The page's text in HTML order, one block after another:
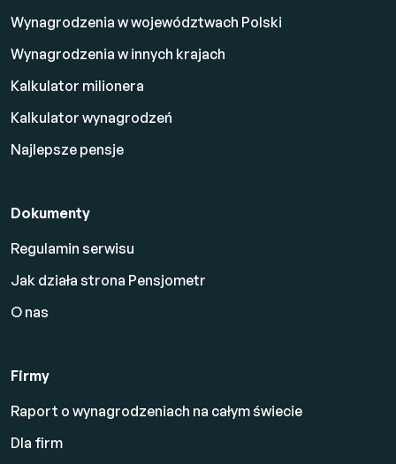
Wynagrodzenia w województwach Polski
Wynagrodzenia w innych krajach
Kalkulator milionera
Kalkulator wynagrodzeń
Najlepsze pensje
Dokumenty
Regulamin serwisu
Jak działa strona Pensjometr
O nas
Firmy
Raport o wynagrodzeniach na całym świecie
Dla firm